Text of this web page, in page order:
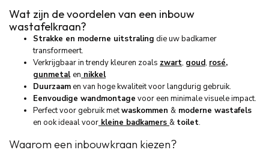
Wat zijn de voordelen van een inbouw
wastafelkraan?
Strakke en moderne uitstraling die uw badkamer
transformeert.
Verkrijgbaar in trendy kleuren zoals zwart, goud, rosé,
gunmetal en nikkel
Duurzaamen van hoge kwaliteit voor langdurig gebruik.
Eenvoudige wandmontage voor een minimale visuele impact.
Perfect voor gebruik metwaskommen & moderne wastafels
en ook ideaal voor kleine badkamers & toilet.
Waarom een inbouwkraan kiezen?